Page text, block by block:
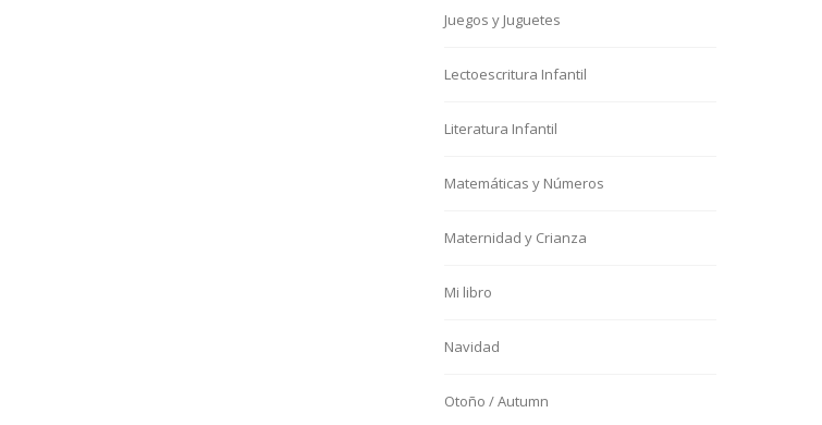
Juegos y Juguetes
Lectoescritura Infantil
Literatura Infantil
Matemáticas y Números
Maternidad y Crianza
Mi libro
Navidad
Otoño / Autumn